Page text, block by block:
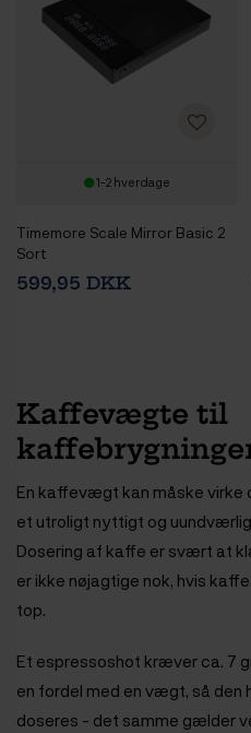
1-2 hverdage
Timemore Scale Mirror Basic 2
Sort
599,95 DKK
Kaffevægte til
En kaffevægt kan måske virke
et utroligt nyttigt og
Dosering af kaffe er svært at
er ikke nøjagtige nok, hvis
top.
Et espressoshot kræver ca. 7
en fordel med en vægt, så
doseres - det samme gælder